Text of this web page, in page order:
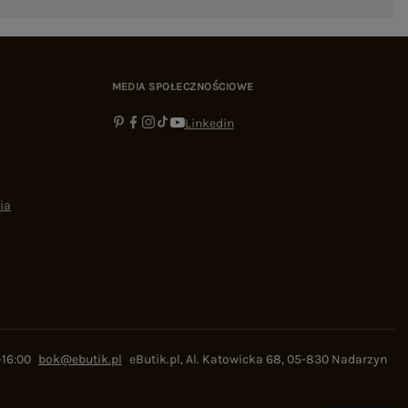
MEDIA SPOŁECZNOŚCIOWE
Linkedin
bok@ebutik.pl eButik.pl,Al. Katowicka 68,05-830 Nadarzyn